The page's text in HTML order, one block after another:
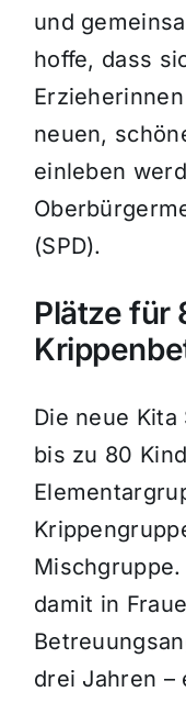
und
hoffe, dass
neuen,
einleben
(SPD).
Plätze für
Die neue
bis zu 80
damit in
drei Jahren –